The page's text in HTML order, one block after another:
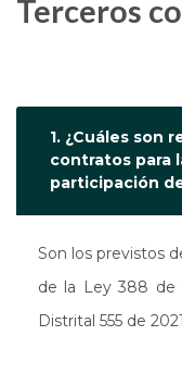
Terceros
1. ¿Cuáles son
contratos para
participación
Son los previstos
de la Ley 388 de
Distrital 555 de